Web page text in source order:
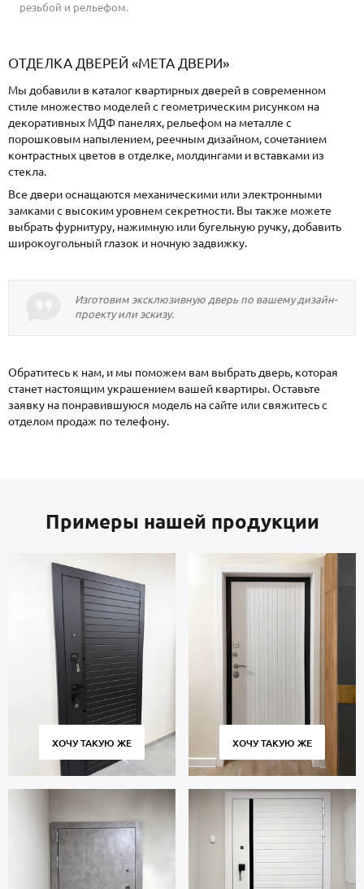
резьбой и рельефом.
ОТДЕЛКА ДВЕРЕЙ «МЕТА ДВЕРИ»
Мы добавили в каталог квартирных дверей в современном
стиле множество моделей с геометрическим рисунком на
декоративных МДФ панелях, рельефом на металле с
порошковым напылением, реечным дизайном, сочетанием
контрастных цветов в отделке, молдингами и вставками из
стекла.
Все двери оснащаются механическими или электронными
замками с высоким уровнем секретности. Вы также можете
выбрать фурнитуру, нажимную или бугельную ручку, добавить
широкоугольный глазок и ночную задвижку.
Изготовим эксклюзивную дверь по вашему дизайн-
проекту или эскизу.
Обратитесь к нам, и мы поможем вам выбрать дверь, которая
станет настоящим украшением вашей квартиры. Оставьте
заявку на понравившуюся модель на сайте или свяжитесь с
отделом продаж по телефону.
Примеры нашей продукции
ХОЧУ ТАКУЮ ЖЕ ХОЧУ ТАКУЮ ЖЕ